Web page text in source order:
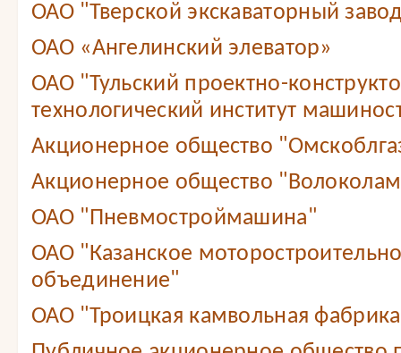
ОАО "Тверской экскаваторный
ОАО «Ангелинский элеватор»
ОАО "Тульский проектно-
технологический институт
Акционерное общество
Акционерное общество
ОАО "Пневмостроймашина"
ОАО "Казанское
объединение"
ОАО "Троицкая камвольная